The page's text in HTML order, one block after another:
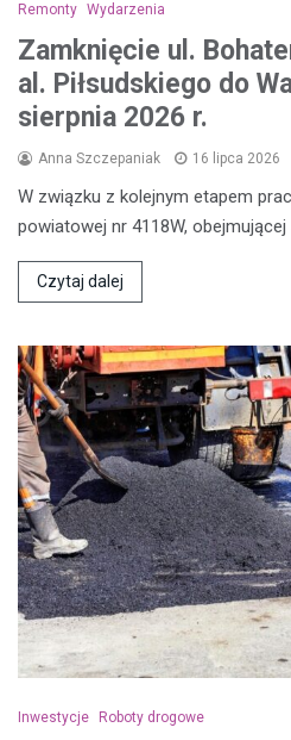
Remonty Wydarzenia
Zamknięcie ul.
al. Piłsudskiego do
sierpnia 2026 r.
Anna Szczepaniak 16 lipca 2026
W związku z kolejnym etapem
powiatowej nr 4118W, obejmującej
Czytaj dalej
Inwestycje Roboty drogowe